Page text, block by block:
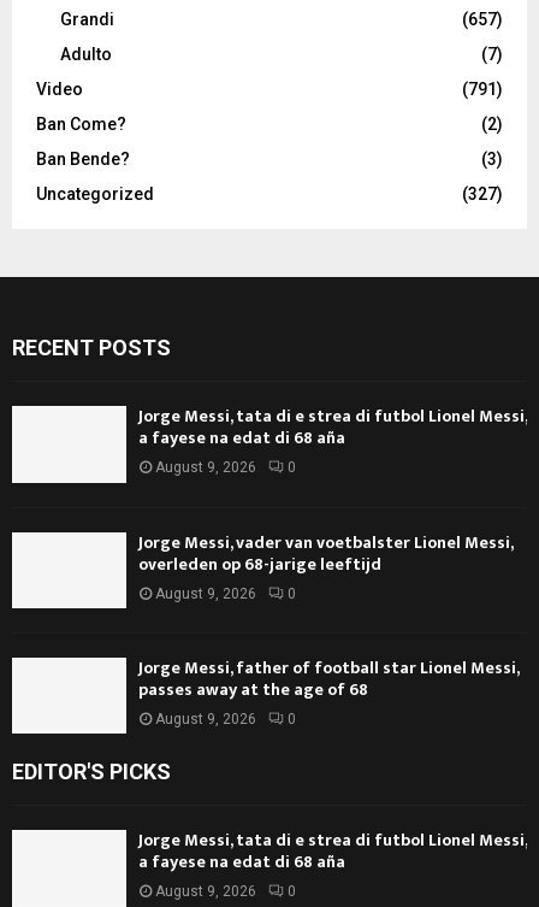
Grandi
(657)
Adulto
(7)
Video
(791)
Ban Come?
(2)
Ban Bende?
(3)
Uncategorized
(327)
RECENT POSTS
Jorge Messi, tata di e strea di futbol Lionel Messi,
a fayese na edat di 68 aña
August 9, 2026 0
Jorge Messi, vader van voetbalster Lionel Messi,
overleden op 68-jarige leeftijd
August 9, 2026 0
Jorge Messi, father of football star Lionel Messi,
passes away at the age of 68
August 9, 2026 0
EDITOR'S PICKS
Jorge Messi, tata di e strea di futbol Lionel Messi,
a fayese na edat di 68 aña
August 9, 2026 0